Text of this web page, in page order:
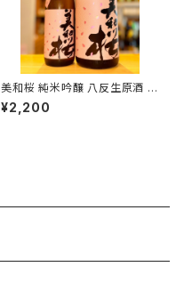
美和桜 純米吟醸 八反生原酒 7
20ml１本（美和桜酒造・広島県
三次市三和町）
¥2,200